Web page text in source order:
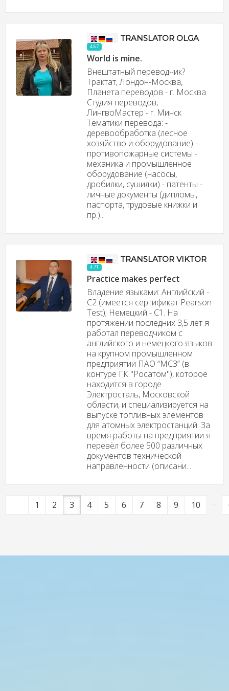
TRANSLATOR OLGA
4.67
World is mine.
Внештатный переводчик?
Трактат, Лондон-Москва,
Планета переводов - г. Москва
Студия переводов,
ЛингвоМастер - г. Минск
Тематики перевода: -
деревообработка (лесное
хозяйство и оборудование) -
противопожарные системы -
механика и промышленное
оборудование (насосы,
дробилки, сушилки) - патенты -
личные документы (дипломы,
паспорта, трудовые книжки и
пр.)...
TRANSLATOR VIKTOR
4.71
Practice makes perfect
Владение языками: Английский -
С2 (имеется сертификат Pearson
Test); Немецкий - С1. На
протяжении последних 3,5 лет я
работал переводчиком с
английского и немецкого языков
на крупном промышленном
предприятии ПАО “МСЗ” (в
контуре ГК "Росатом"), которое
находится в городе
Электросталь, Московской
области, и специализируется на
выпуске топливных элементов
для атомных электростанций. За
время работы на предприятии я
перевёл более 500 различных
документов технической
направленности (описани...
1 2 3 4 5 6 7 8 9 10 ...